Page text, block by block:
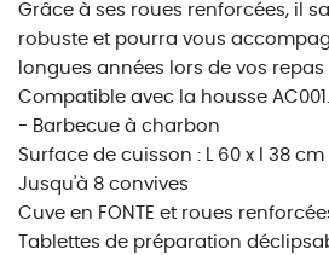
Grâce à ses roues renforcées, il
robuste et pourra vous
longues années lors de vos repas
Compatible avec la housse AC001.
- Barbecue à charbon
Surface de cuisson : L 60 x l 38 cm
Jusqu'à 8 convives
Cuve en FONTE et roues
Tablettes de préparation